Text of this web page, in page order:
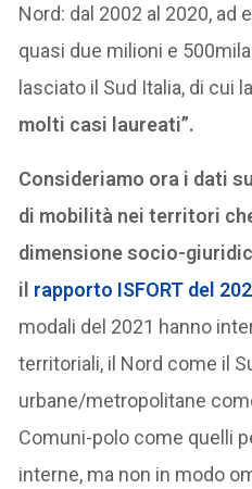
Nord: dal 2002 al 2020, ad
quasi due milioni e
lasciato il Sud Italia, di cui la
molti casi laureati”.
Consideriamo ora i dati
di mobilità nei territori
dimensione socio-
il rapporto ISFORT del
modali del 2021 hanno
territoriali, il Nord come il
urbane/metropolitane
Comuni-polo come quelli
interne, ma non in modo